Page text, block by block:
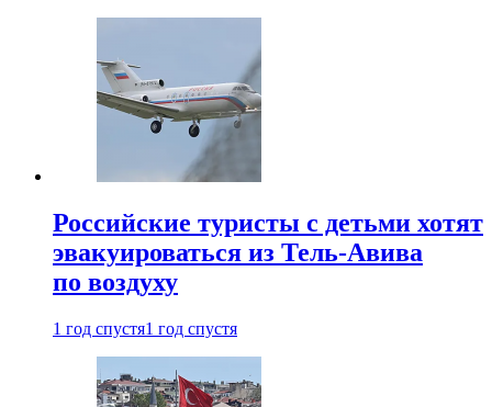
Российские туристы с детьми хотят
эвакуироваться из Тель-Авива
по воздуху
1 год спустя1 год спустя